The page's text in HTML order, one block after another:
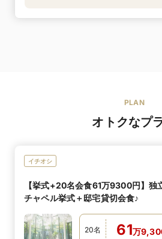
PLAN
オトクなプ
イチオシ
【挙式+20名会食61万9300円】独
チャペル挙式＋邸宅貸切会食♪
20名 61万